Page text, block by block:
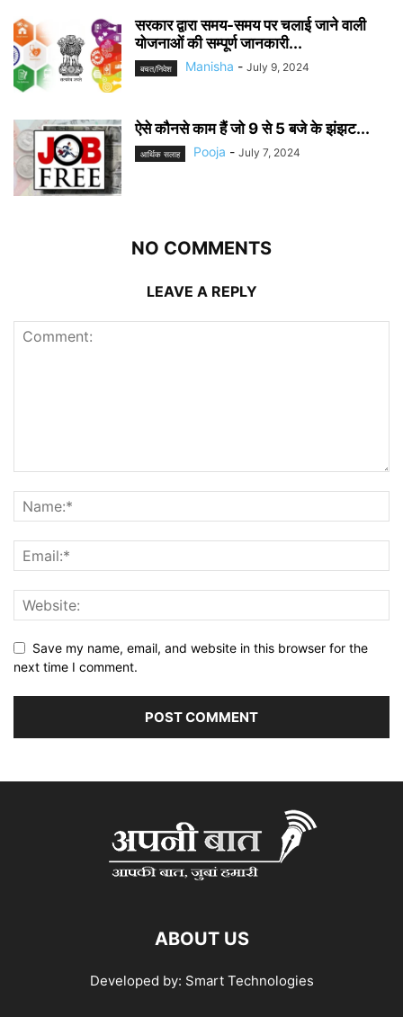
सरकार द्वारा समय-समय पर चलाई जाने वाली
योजनाओं की सम्पूर्ण जानकारी...
बचत/निवेश Manisha - July 9, 2024
ऐसे कौनसे काम हैं जो 9 से 5 बजे के झंझट...
आर्थिक सलाह Pooja - July 7, 2024
NO COMMENTS
LEAVE A REPLY
Save my name, email, and website in this browser for the
next time I comment.
ABOUT US
Developed by: Smart Technologies